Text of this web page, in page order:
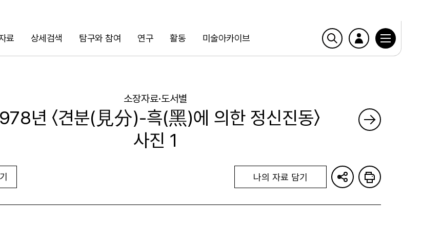
료 상세검색 탐구와 참여 연구 활동 미술아카이브
검색
소장자료·도서별
년 〈견분(見分)-흑(黑)에 의한 정신진동〉
사진 1
나의 자료 담기